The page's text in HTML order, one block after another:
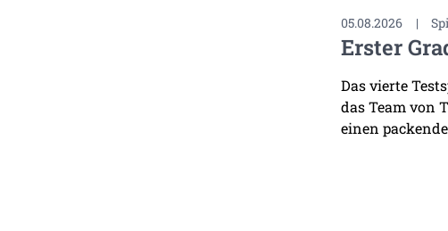
05.08.2026 |
Erster
Das vierte
das Team von
einen